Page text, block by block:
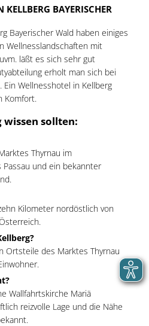
BAYERISCHER
Bayerischer Wald haben einiges
Wellnesslandschaften mit
läßt es sich sehr gut
erholt man sich bei
Wellnesshotel in Kellberg
Komfort.
wissen sollten:
Thyrnau im
und ein bekannter
Kilometer nordöstlich von
Ortsteile des Marktes Thyrnau
Wallfahrtskirche Mariä
reizvolle Lage und die Nähe